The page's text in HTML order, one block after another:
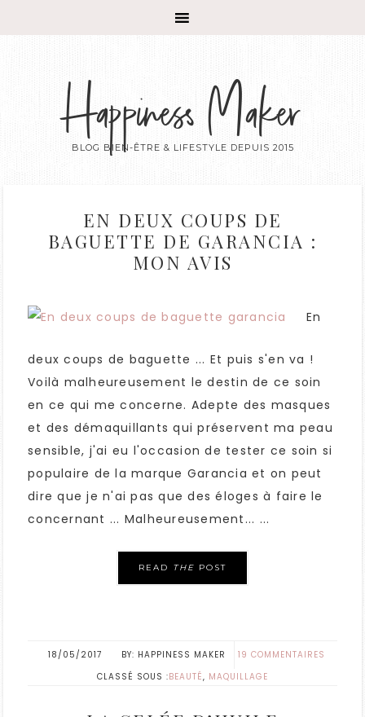
Happiness Maker
BLOG BIEN-ÊTRE & LIFESTYLE DEPUIS 2015
EN DEUX COUPS DE
BAGUETTE DE GARANCIA :
MON AVIS
En
deux coups de baguette ... Et puis s'en va !
Voilà malheureusement le destin de ce soin
en ce qui me concerne. Adepte des masques
et des démaquillants qui préservent ma peau
sensible, j'ai eu l'occasion de tester ce soin si
populaire de la marque Garancia et on peut
dire que je n'ai pas que des éloges à faire le
concernant ... Malheureusement... ...
READ THE POST
18/05/2017 HAPPINESS MAKER
19 COMMENTAIRES
CLASSÉ SOUS :BEAUTÉ, MAQUILLAGE